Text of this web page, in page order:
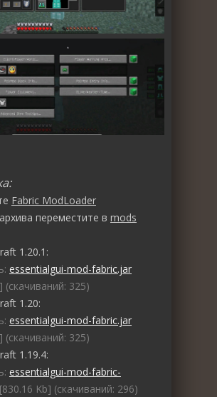
Fabric ModLoader
переместите в mods
1.20.1:
essentialgui-mod-fabric.jar
(cкачиваний: 325)
1.20:
essentialgui-mod-fabric.jar
(cкачиваний: 325)
1.19.4:
essentialgui-mod-fabric-
[830.16 Kb] (cкачиваний: 296)